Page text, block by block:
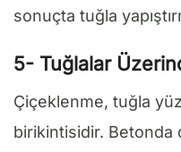
sonuçta tuğla
5- Tuğlalar
Çiçeklenme, tuğla
birikintisidir. Betonda